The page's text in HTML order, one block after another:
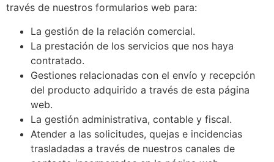
través de nuestros formularios web para:
La gestión de la relación comercial.
La prestación de los servicios que nos haya
contratado.
Gestiones relacionadas con el envío y recepción
del producto adquirido a través de esta página
web.
La gestión administrativa, contable y fiscal.
Atender a las solicitudes, quejas e incidencias
trasladadas a través de nuestros canales de